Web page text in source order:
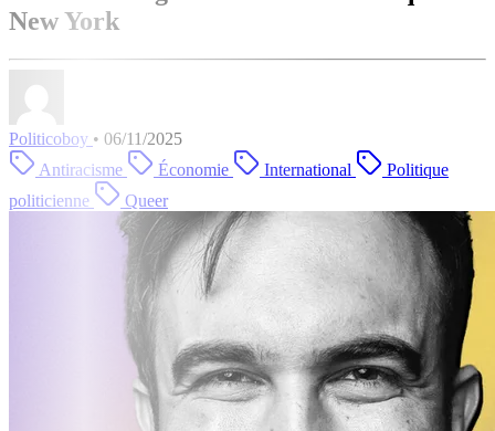
New York
Politicoboy • 06/11/2025
Antiracisme
Économie International
Politique
politicienne
Queer